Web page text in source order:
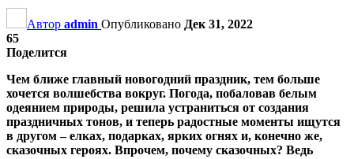
Автор admin Опубликовано Дек 31, 2022
65
Поделится
Чем ближе главный новогодний праздник, тем больше
хочется волшебства вокруг. Погода, побаловав белым
одеянием природы, решила устраниться от создания
праздничных тонов, и теперь радостные моменты ищутся
в другом – елках, подарках, ярких огнях и, конечно же,
сказочных героях. Впрочем, почему сказочных? Ведь